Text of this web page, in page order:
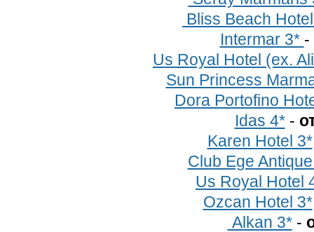
Bliss Beach
Intermar 3* -
Us Royal Hotel (ex.
Sun Princess
Dora Portofino
Idas 4*-
Karen Hotel 3*
Club Ege
Us Royal Hotel
Ozcan Hotel 3*
Alkan 3*-